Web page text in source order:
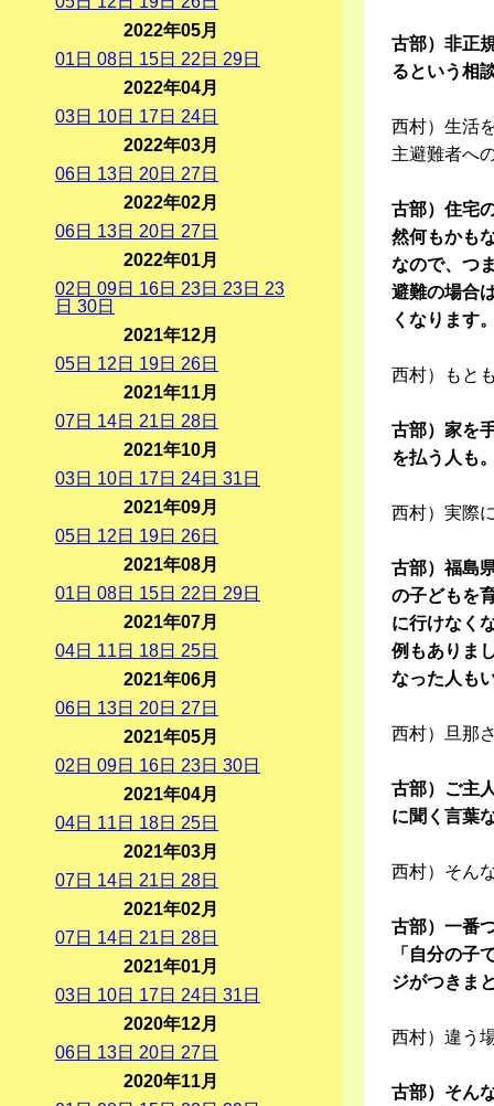
古部）非正
るという相
西村）生活
主避難者へ
古部）住宅
然何もかも
なので、つ
避難の場合
くなります
西村）もと
古部）家を
を払う人も
西村）実際
古部）福島
の子どもを
に行けなく
例もありま
なった人も
西村）旦那
古部）ご主
に聞く言葉
西村）そん
古部）一番
「自分の子
ジがつきま
西村）違う
古部）そん
2022年05月
01 日 08日 15日 22 日 29日
2022年04月
03日 10日 17日 24日
2022年03月
06日 13日 20日 27日
2022年02月
06日 13日 20日 27日
2022年01月
02 日 09日 16日 23日 23日 23
日 30日
2021年12月
05日 12 日 19日 26日
2021年11月
07日 14日 21 日 28日
2021年10月
03日 10日 17日 24日 31 日
2021年09月
05日 12 日 19日 26日
2021年08月
01 日 08日 15日 22 日 29日
2021年07月
04日 11 日 18日 25日
2021年06月
06日 13日 20日 27日
2021年05月
02 日 09日 16日 23日 30日
2021年04月
04日 11 日 18日 25日
2021年03月
07日 14日 21 日 28日
2021年02月
07日 14日 21 日 28日
2021年01月
03日 10日 17日 24日 31 日
2020年12月
06日 13日 20日 27日
2020年11月